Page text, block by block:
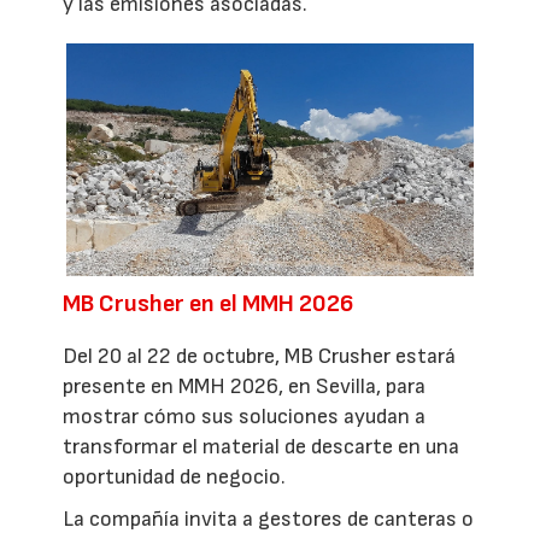
MB Crusher en el MMH 2026
Del 20 al 22 de octubre, MB Crusher estará
presente en MMH 2026, en Sevilla, para
mostrar cómo sus soluciones ayudan a
transformar el material de descarte en una
oportunidad de negocio.
La compañía invita a gestores de canteras o